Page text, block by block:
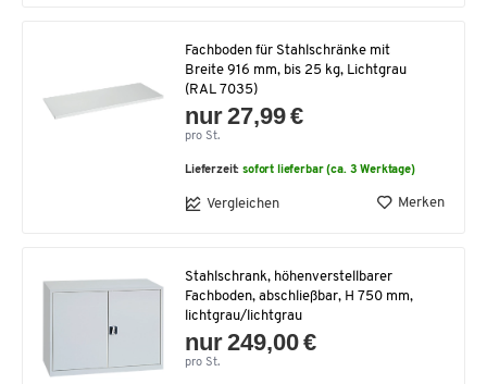
Fachboden für Stahlschränke mit
Breite 916 mm, bis 25 kg, Lichtgrau
(RAL 7035)
nur 27,99 €
pro St.
Lieferzeit:sofort lieferbar (ca. 3 Werktage)
Vergleichen Merken
Stahlschrank, höhenverstellbarer
Fachboden, abschließbar, H 750 mm,
lichtgrau/lichtgrau
nur 249,00 €
pro St.